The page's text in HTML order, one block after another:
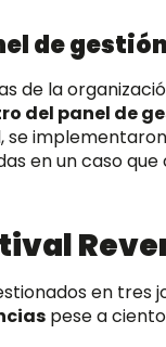
de gestión
de la
del panel de
se
en un caso
en tres
pese a